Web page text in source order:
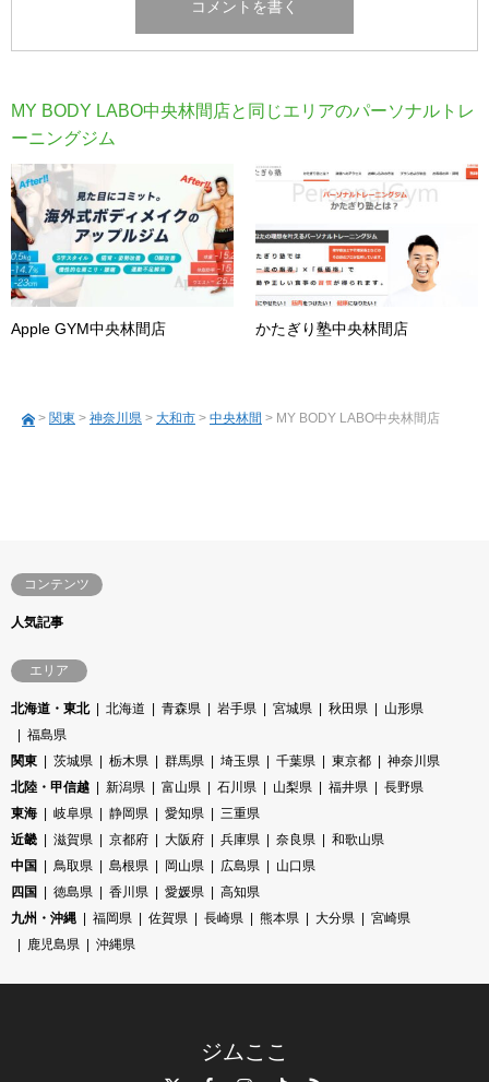
MY BODY LABO中央林間店と同じエリアのパーソナルトレ
ーニングジム
Apple GYM中央林間店 かたぎり塾中央林間店
> 関東 > 神奈川県 > 大和市 > 中央林間 > MY BODY LABO中央林間店
コンテンツ
人気記事
エリア
北海道・東北 北海道 青森県 岩手県 宮城県 秋田県
山形県
福島県
関東
茨城県 栃木県 群馬県 埼玉県 千葉県 東京都
神奈川県
北陸・甲信越
新潟県 富山県 石川県 山梨県 福井県
長野県
東海
岐阜県 静岡県 愛知県
三重県
近畿
滋賀県 京都府 大阪府 兵庫県 奈良県
和歌山県
中国
鳥取県 島根県 岡山県 広島県
山口県
四国
徳島県 香川県 愛媛県
高知県
九州・沖縄
福岡県 佐賀県 長崎県 熊本県 大分県
宮崎県
鹿児島県
沖縄県
ジムここ